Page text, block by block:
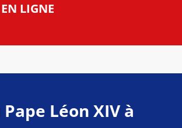
LIGNE
Léon XIV à